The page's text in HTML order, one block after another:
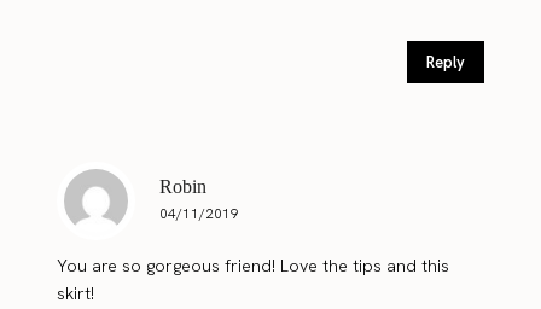
Reply
Robin
04/11/2019
You are so gorgeous friend! Love the tips and this
skirt!